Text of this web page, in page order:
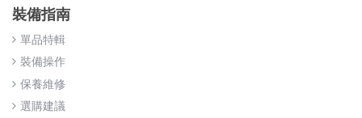
裝備指南
單品特輯
裝備操作
保養維修
選購建議